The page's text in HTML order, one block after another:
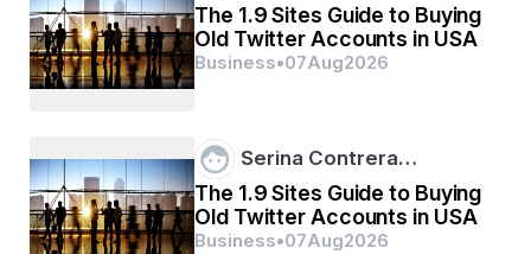
The 1.9 Sites Guide to Buying
Old Twitter Accounts in USA
Business•07Aug2026
Serina Contrera…
The 1.9 Sites Guide to Buying
Old Twitter Accounts in USA
Business•07Aug2026